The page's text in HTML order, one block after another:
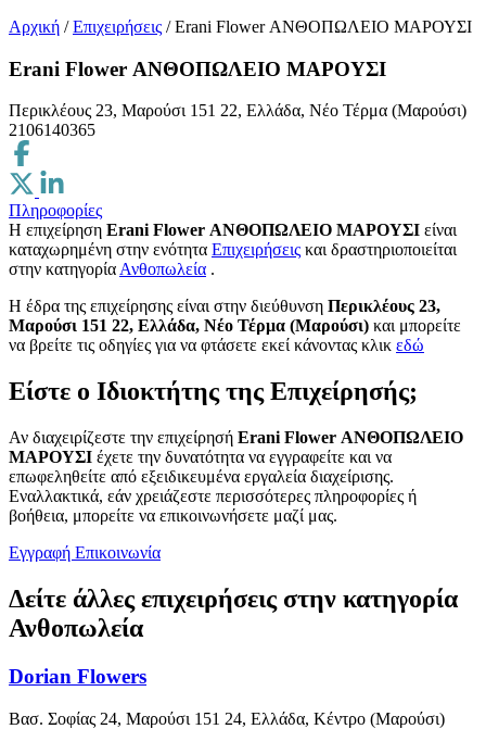
Αρχική / Επιχειρήσεις / Erani Flower ΑΝΘΟΠΩΛΕΙΟ ΜΑΡΟΥΣΙ
Erani Flower ΑΝΘΟΠΩΛΕΙΟ ΜΑΡΟΥΣΙ
Περικλέους 23, Μαρούσι 151 22, Ελλάδα, Νέο Τέρμα (Μαρούσι)
2106140365
Πληροφορίες
Η επιχείρηση Erani Flower ΑΝΘΟΠΩΛΕΙΟ ΜΑΡΟΥΣΙ είναι
καταχωρημένη στην ενότητα Επιχειρήσεις και δραστηριοποιείται
στην κατηγορίαΑνθοπωλεία .
H έδρα της επιχείρησης είναι στην διεύθυνση Περικλέους 23,
Μαρούσι 151 22, Ελλάδα, Νέο Τέρμα (Μαρούσι) και μπορείτε
να βρείτε τις οδηγίες για να φτάσετε εκεί κάνοντας κλικ εδώ
Είστε ο Ιδιοκτήτης της Επιχείρησής;
Αν διαχειρίζεστε την επιχείρησή Erani Flower ΑΝΘΟΠΩΛΕΙΟ
ΜΑΡΟΥΣΙ έχετε την δυνατότητα να εγγραφείτε και να
επωφεληθείτε από εξειδικευμένα εργαλεία διαχείρισης.
Εναλλακτικά, εάν χρειάζεστε περισσότερες πληροφορίες ή
βοήθεια, μπορείτε να επικοινωνήσετε μαζί μας.
Εγγραφή Επικοινωνία
Δείτε άλλες επιχειρήσεις στην κατηγορία
Ανθοπωλεία
Dorian Flowers
Βασ. Σοφίας 24, Μαρούσι 151 24, Ελλάδα, Κέντρο (Μαρούσι)